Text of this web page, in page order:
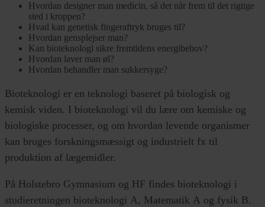
Hvordan designer man medicin, så det når frem til det rigtige
sted i kroppen?
Hvad kan genetisk fingeraftryk bruges til?
Hvordan gensplejser man?
Kan bioteknologi sikre fremtidens energibehov?
Hvordan laver man øl?
Hvordan behandler man sukkersyge?
Bioteknologi er en teknologi baseret på biologisk og
kemisk viden. I bioteknologi vil du lære om kemiske og
biologiske processer, og om hvordan levende organismer
kan bruges forskningsmæssigt og industrielt fx til
produktion af lægemidler.
På Holstebro Gymnasium og HF findes bioteknologi i
studieretningen bioteknologi A, Matematik A og fysik B.